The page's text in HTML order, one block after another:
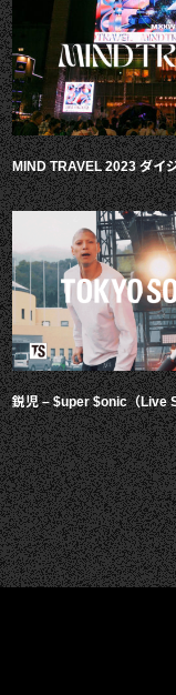
MIND TRAVEL 2023 ダイ
鋭児 – $uper $onic（Live